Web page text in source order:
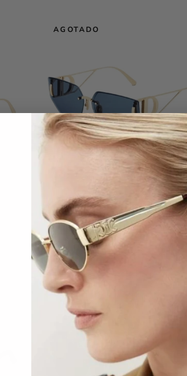
AGOTADO
DIOR 30MONTAIGNE B3U
DORADO
EN VENTA